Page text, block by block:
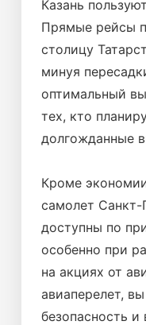
Казань
Прямые рейсы
столицу
минуя
оптимальный
тех, кто
долгожданные
Кроме
самолет Санкт-
доступны по
особенно при
на акциях от
авиаперелет,
безопасность